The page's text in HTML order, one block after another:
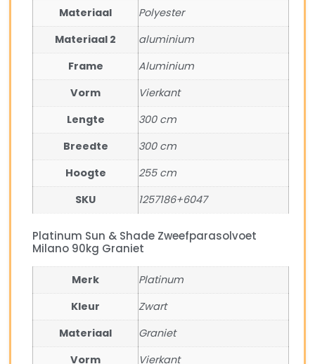
Materiaal
Polyester
Materiaal 2
aluminium
Frame
Aluminium
Vorm
Vierkant
Lengte
300 cm
Breedte
300 cm
Hoogte
255 cm
SKU
1257186+6047
Platinum Sun & Shade Zweefparasolvoet
Milano 90kg Graniet
Merk
Platinum
Kleur
Zwart
Materiaal
Graniet
Vorm
Vierkant